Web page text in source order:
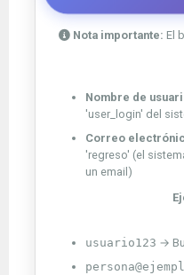
Nota importante: El
Nombre de
'user_login' del
Correo
'regreso' (el
un email)
usuario123 →